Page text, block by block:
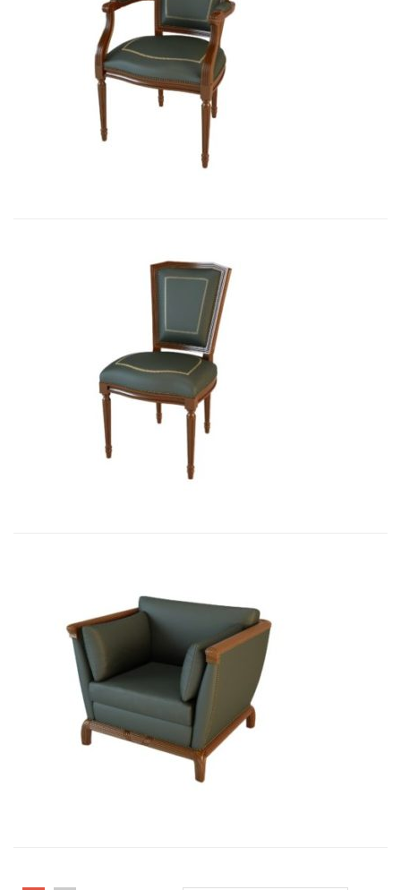
Art&Moble 01003 Кресло неподвиж...
3 411,87
Art&Moble 01004 Стул неподвижны...
2 850,33
01006 Кресло Бордон...
9 434,46